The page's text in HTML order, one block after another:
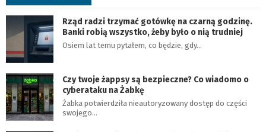
Rząd radzi trzymać gotówkę na czarną godzinę.
Banki robią wszystko, żeby było o nią trudniej
Osiem lat temu pytałem, co będzie, gdy…
Czy twoje żappsy są bezpieczne? Co wiadomo o
cyberataku na Żabkę
Żabka potwierdziła nieautoryzowany dostęp do części
swojego…